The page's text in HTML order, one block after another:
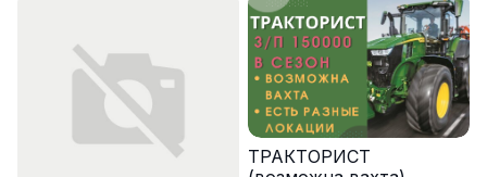
ТРАКТОРИСТ